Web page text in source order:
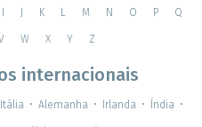
K L M N O P Q
W X Y Z
internacionais
Itália • Alemanha • Irlanda • Índia •